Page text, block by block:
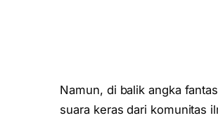
Namun, di balik angka
suara keras dari komunitas